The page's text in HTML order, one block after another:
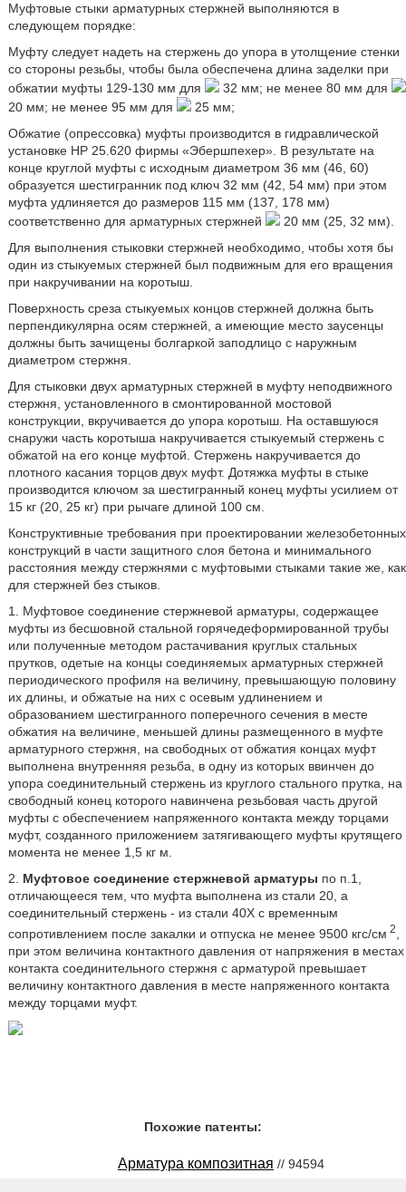
Муфтовые стыки арматурных стержней выполняются в
следующем порядке:
Муфту следует надеть на стержень до упора в утолщение стенки
со стороны резьбы, чтобы была обеспечена длина заделки при
обжатии муфты 129-130 мм для
32 мм; не менее 80 мм для
20 мм; не менее 95 мм для
25 мм;
Обжатие (опрессовка) муфты производится в гидравлической
установке HP 25.620 фирмы «Эбершпехер». В результате на
конце круглой муфты с исходным диаметром 36 мм (46, 60)
образуется шестигранник под ключ 32 мм (42, 54 мм) при этом
муфта удлиняется до размеров 115 мм (137, 178 мм)
соответственно для арматурных стержней
20 мм (25, 32 мм).
Для выполнения стыковки стержней необходимо, чтобы хотя бы
один из стыкуемых стержней был подвижным для его вращения
при накручивании на коротыш.
Поверхность среза стыкуемых концов стержней должна быть
перпендикулярна осям стержней, а имеющие место заусенцы
должны быть зачищены болгаркой заподлицо с наружным
диаметром стержня.
Для стыковки двух арматурных стержней в муфту неподвижного
стержня, установленного в смонтированной мостовой
конструкции, вкручивается до упора коротыш. На оставшуюся
снаружи часть коротыша накручивается стыкуемый стержень с
обжатой на его конце муфтой. Стержень накручивается до
плотного касания торцов двух муфт. Дотяжка муфты в стыке
производится ключом за шестигранный конец муфты усилием от
15 кг (20, 25 кг) при рычаге длиной 100 см.
Конструктивные требования при проектировании железобетонных
конструкций в части защитного слоя бетона и минимального
расстояния между стержнями с муфтовыми стыками такие же, как
для стержней без стыков.
1. Муфтовое соединение стержневой арматуры, содержащее
муфты из бесшовной стальной горячедеформированной трубы
или полученные методом растачивания круглых стальных
прутков, одетые на концы соединяемых арматурных стержней
периодического профиля на величину, превышающую половину
их длины, и обжатые на них с осевым удлинением и
образованием шестигранного поперечного сечения в месте
обжатия на величине, меньшей длины размещенного в муфте
арматурного стержня, на свободных от обжатия концах муфт
выполнена внутренняя резьба, в одну из которых ввинчен до
упора соединительный стержень из круглого стального прутка, на
свободный конец которого навинчена резьбовая часть другой
муфты с обеспечением напряженного контакта между торцами
муфт, созданного приложением затягивающего муфты крутящего
момента не менее 1,5 кг м.
2. Муфтовое соединение стержневой арматуры по п.1,
отличающееся тем, что муфта выполнена из стали 20, а
соединительный стержень - из стали 40Х с временным
сопротивлением после закалки и отпуска не менее 9500 кгс/см 2
при этом величина контактного давления от напряжения в местах
контакта соединительного стержня с арматурой превышает
величину контактного давления в месте напряженного контакта
между торцами муфт.
Похожие патенты:
Арматура композитная // 94594